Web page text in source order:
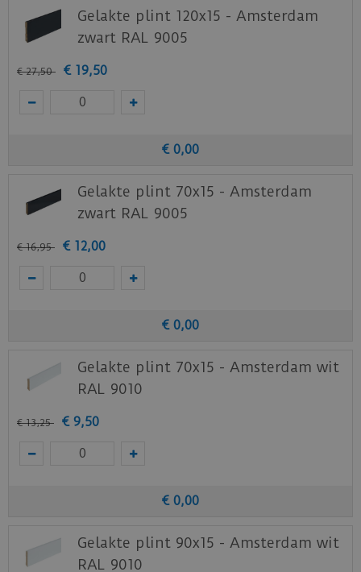
Gelakte plint 120x15 - Amsterdam
zwart RAL 9005
€ 27,50 € 19,50
€ 0,00
Gelakte plint 70x15 - Amsterdam
zwart RAL 9005
€ 16,95 € 12,00
€ 0,00
Gelakte plint 70x15 - Amsterdam wit
RAL 9010
€ 13,25 € 9,50
€ 0,00
Gelakte plint 90x15 - Amsterdam wit
RAL 9010